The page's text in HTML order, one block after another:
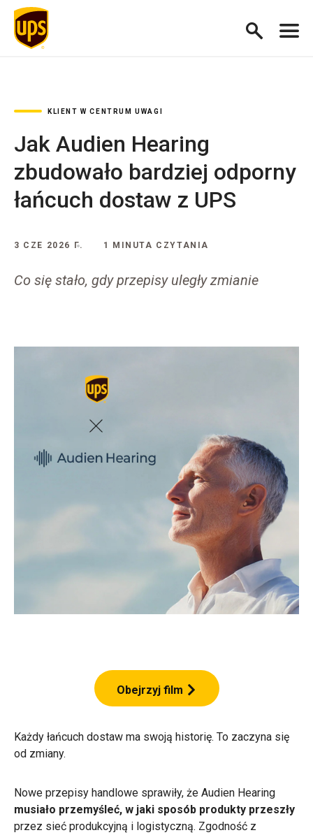
KLIENT W CENTRUM UWAGI
Jak Audien Hearing
zbudowało bardziej odporny
łańcuch dostaw z UPS
3 CZE 2026 Г. 1 MINUTA CZYTANIA
Co się stało, gdy przepisy uległy zmianie
Obejrzyj film
Każdy łańcuch dostaw ma swoją historię. To zaczyna się
od zmiany.
Nowe przepisy handlowe sprawiły, że Audien Hearing
musiało przemyśleć, w jaki sposób produkty przeszły
przez sieć produkcyjną i logistyczną. Zgodność z